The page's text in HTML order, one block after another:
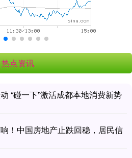
热点资讯
“碰一下”激活成都本地消费新势
！中国房地产止跌回稳，居民信